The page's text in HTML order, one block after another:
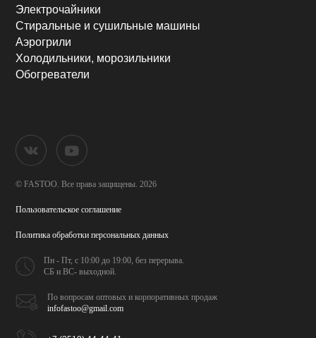
Электрочайники
Стиральные и сушильные машины
Аэрогрили
Холодильники, морозильники
Обогреватели
© FASTOO. Все права защищены. 2026
Пользовательское соглашение
Политика обработкиперсональных данных
Пн - Пт, с 10:00 до 19:00,без перерыва.
СБ и ВС- выходной.
По вопросам оптовых икорпоративных продаж
infofastoo@gmail.com